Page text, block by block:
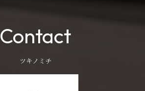
Contact
ツキノミチ